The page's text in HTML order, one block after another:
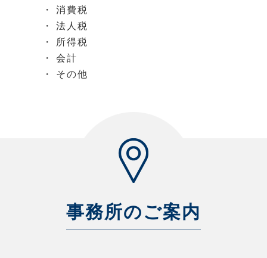
消費税
法人税
所得税
会計
その他
事務所のご案内